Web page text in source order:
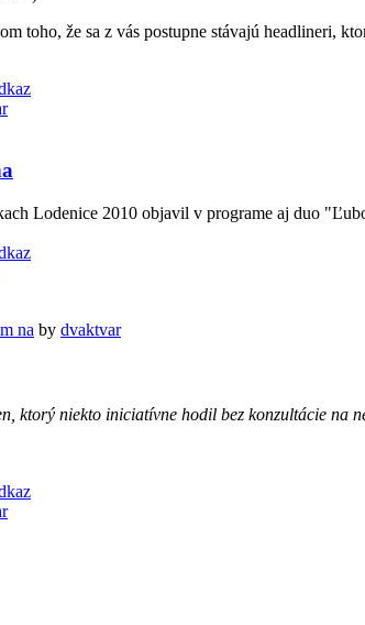
toho, že sa z vás postupne stávajú headlineri,
Lodenice 2010 objavil v programe aj duo
na by dvaktvar
ktorý niekto iniciatívne hodil bez konzultácie na